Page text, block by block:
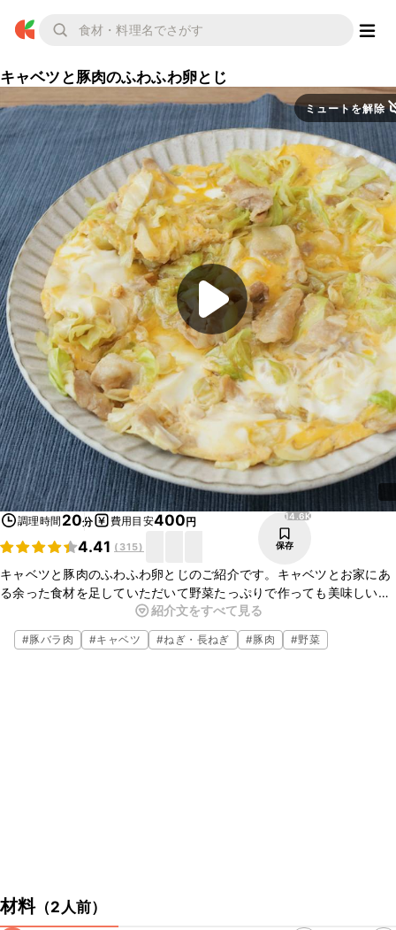
キャベツと豚肉のふわふわ卵とじ
ミュートを解除
調理時間 20分 費用目安400円
4.41 ( 315)
14.6K
保存
キャベツと豚肉のふわふわ卵とじのご紹介です。キャベツとお家にあ
る余った食材を足していただいて野菜たっぷりで作っても美味しいで
すよ。メイン料理におすすめです。是非、作ってみてください。
紹介文をすべて見る
#豚バラ肉 #キャベツ #ねぎ・長ねぎ #豚肉 #野菜
材料（2人前）